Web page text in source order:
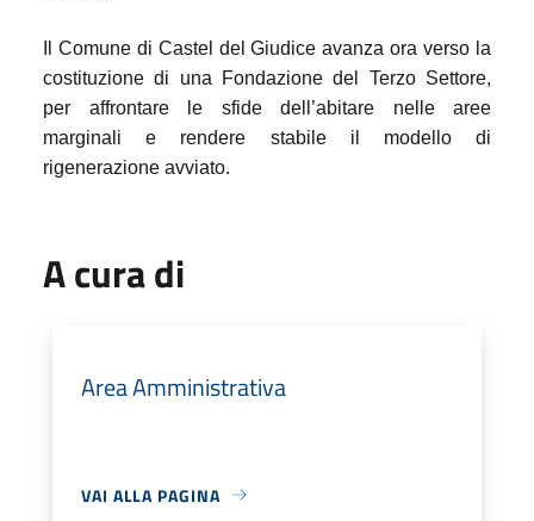
Il Comune di Castel del Giudice avanza ora verso la
costituzione di una Fondazione del Terzo Settore,
per affrontare le sfide dell’abitare nelle aree
marginali e rendere stabile il modello di
rigenerazione avviato.
A cura di
Area Amministrativa
VAI ALLA PAGINA